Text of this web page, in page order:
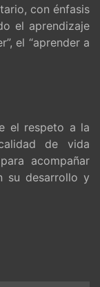
con énfasis
el aprendizaje
el “aprender a
el respeto a la
de vida
acompañar
su desarrollo y